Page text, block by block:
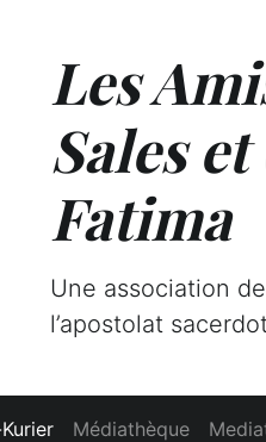
Les
Sales
Fatima
Une association
l’apostolat
Médiathèque